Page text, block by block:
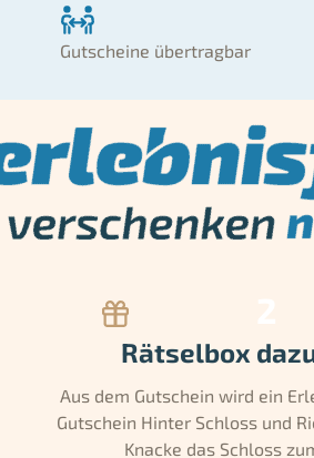
Gutscheine übertragbar
Rätselbox
Aus dem Gutschein wird ein
Gutschein Hinter Schloss und
Knacke das Schloss